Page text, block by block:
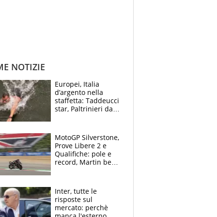
NOTIZIE
Europei, Italia
d’argento nella
staffetta: Taddeucci
star, Paltrinieri da
Padre Pio
MotoGP Silverstone,
Prove Libere 2 e
Qualifiche: pole e
record, Martin beffa
Inter, tutte le
risposte sul
mercato: perchè